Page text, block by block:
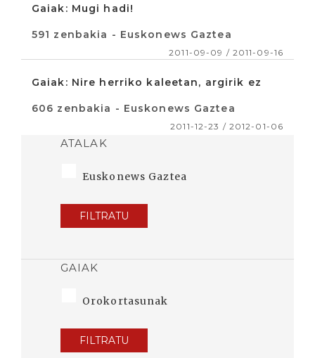
Gaiak: Mugi hadi!
591 zenbakia - Euskonews Gaztea
2011-09-09 / 2011-09-16
Gaiak: Nire herriko kaleetan, argirik ez
606 zenbakia - Euskonews Gaztea
2011-12-23 / 2012-01-06
ATALAK
Euskonews Gaztea
FILTRATU
GAIAK
Orokortasunak
FILTRATU